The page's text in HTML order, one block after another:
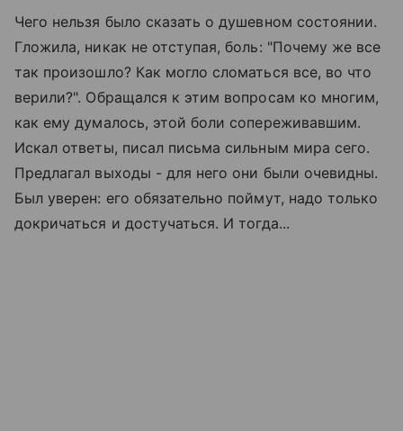
Чего нельзя было сказать о душевном состоянии.
Гложила, никак не отступая, боль: "Почему же все
так произошло? Как могло сломаться все, во что
верили?". Обращался к этим вопросам ко многим,
как ему думалось, этой боли сопереживавшим.
Искал ответы, писал письма сильным мира сего.
Предлагал выходы - для него они были очевидны.
Был уверен: его обязательно поймут, надо только
докричаться и достучаться. И тогда...